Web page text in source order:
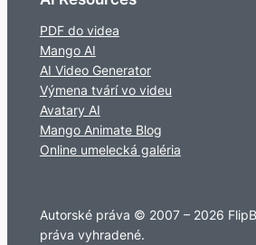
PDF do videa
Mango AI
AI Video Generator
Výmena tvárí vo videu
Avatary AI
Mango Animate Blog
Online umelecká galéria
Autorské práva © 2007 – 2026
práva vyhradené.